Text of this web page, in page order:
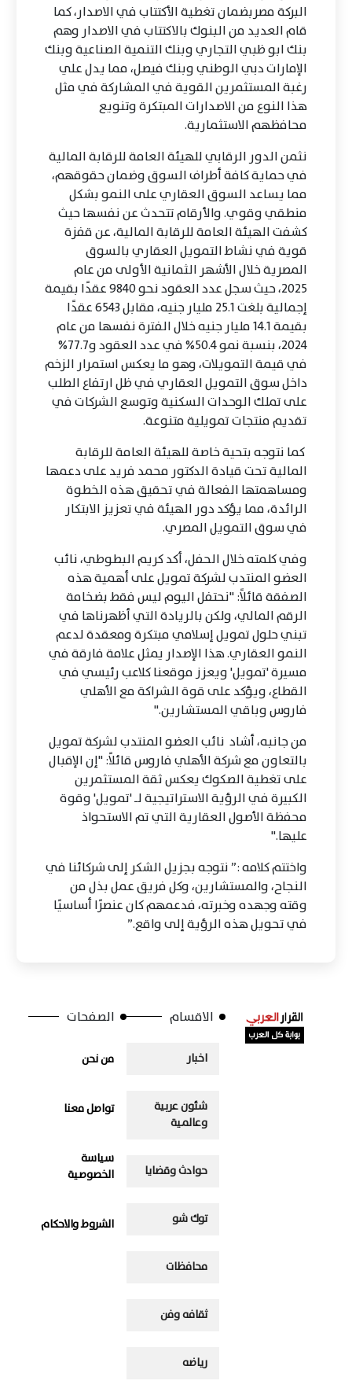
البركة مصربضمان تغطية الأكتتاب في الاصدار، كما
قام العديد من البنوك بالاكتتاب في الاصدار وهم
بنك ابو ظبي التجاري وبنك التنمية الصناعية وبنك
الإمارات دبي الوطني وبنك فيصل، مما يدل علي
رغبة المستثمرين القوية في المشاركة في مثل
هذا النوع من الاصدارات المبتكرة وتنويع
محافظهم الاستثمارية.
نثمن الدور الرقابي للهيئة العامة للرقابة المالية
في حماية كافة أطراف السوق وضمان حقوقهم،
مما يساعد السوق العقاري على النمو بشكل
منطقي وقوي. والأرقام تتحدث عن نفسها حيث
كشفت الهيئة العامة للرقابة المالية، عن قفزة
قوية في نشاط التمويل العقاري بالسوق
المصرية خلال الأشهر الثمانية الأولى من عام
2025، حيث سجل عدد العقود نحو 9840 عقدًا بقيمة
إجمالية بلغت 25.1 مليار جنيه، مقابل 6543 عقدًا
بقيمة 14.1 مليار جنيه خلال الفترة نفسها من عام
2024، بنسبة نمو 50.4% في عدد العقود و77.7%
في قيمة التمويلات، وهو ما يعكس استمرار الزخم
داخل سوق التمويل العقاري في ظل ارتفاع الطلب
على تملك الوحدات السكنية وتوسع الشركات في
تقديم منتجات تمويلية متنوعة.
كما نتوجه بتحية خاصة للهيئة العامة للرقابة
المالية تحت قيادة الدكتور محمد فريد على دعمها
ومساهمتها الفعالة في تحقيق هذه الخطوة
الرائدة، مما يؤكد دور الهيئة في تعزيز الابتكار
في سوق التمويل المصري.
وفي كلمته خلال الحفل، أكد كريم البطوطي، نائب
العضو المنتدب لشركة تمويل على أهمية هذه
الصفقة قائلاً: "نحتفل اليوم ليس فقط بضخامة
الرقم المالي، ولكن بالريادة التي أظهرناها في
تبني حلول تمويل إسلامي مبتكرة ومعقدة لدعم
النمو العقاري. هذا الإصدار يمثل علامة فارقة في
مسيرة 'تمويل' ويعزز موقعنا كلاعب رئيسي في
القطاع، ويؤكد على قوة الشراكة مع الأهلي
فاروس وباقي المستشارين."
من جانبه، أشاد نائب العضو المنتدب لشركة تمويل
بالتعاون مع شركة الأهلي فاروس قائلاً: "إن الإقبال
على تغطية الصكوك يعكس ثقة المستثمرين
الكبيرة في الرؤية الاستراتيجية لـ 'تمويل' وقوة
محفظة الأصول العقارية التي تم الاستحواذ
عليها."
واختتم كلامه :” نتوجه بجزيل الشكر إلى شركائنا في
النجاح، والمستشارين، وكل فريق عمل بذل من
وقته وجهده وخبرته، فدعمهم كان عنصرًا أساسيًا
في تحويل هذه الرؤية إلى واقع.”
الاقسام
اخبار
شئون عربية
وعالمية
حوادث وقضايا
توك شو
محافظات
ثقافه وفن
رياضه
الصفحات
من نحن
تواصل معنا
سياسة
الخصوصية
الشروط والاحكام